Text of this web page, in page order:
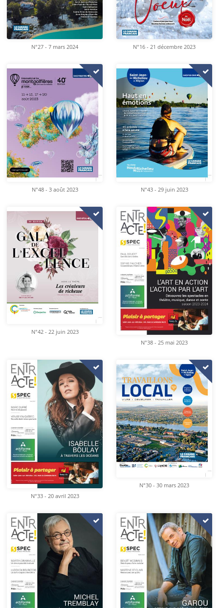
N°27 - 7 mars 2024 N°16 - 21 décembre 2023
N°48 - 3 août 2023 N°43 - 29 juin 2023
N°42 - 22 juin 2023
N°38 - 25 mai 2023
N°33 - 20 avril 2023
N°30 - 30 mars 2023